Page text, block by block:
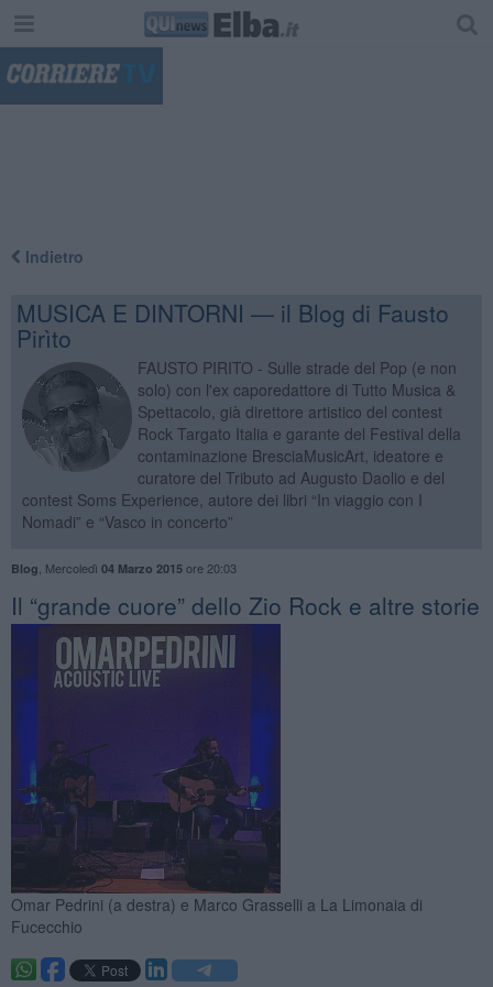
Indietro
MUSICA E DINTORNI — il Blog di Fausto
Pirìto
FAUSTO PIRITO - Sulle strade del Pop (e non
solo) con l'ex caporedattore di Tutto Musica &
Spettacolo, già direttore artistico del contest
Rock Targato Italia e garante del Festival della
contaminazione BresciaMusicArt, ideatore e
curatore del Tributo ad Augusto Daolio e del
contest Soms Experience, autore dei libri “In viaggio con I
Nomadi” e “Vasco in concerto”
Blog Mercoledì 04 Marzo 2015ore 20:03
​Il “grande cuore” dello Zio Rock e altre storie
Omar Pedrini (a destra) e Marco Grasselli a La Limonaia di
Fucecchio